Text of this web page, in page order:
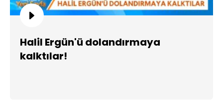
Halil Ergün'ü dolandırmaya
kalktılar!